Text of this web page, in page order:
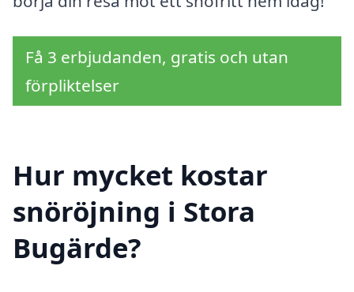
Få 3 erbjudanden, gratis och utan
förpliktelser
Hur mycket kostar
snöröjning i Stora
Bugärde?